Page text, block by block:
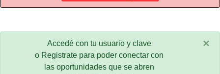
Accedé con tu usuario y clave
o Registrate para poder conectar con
las oportunidades que se abren
×